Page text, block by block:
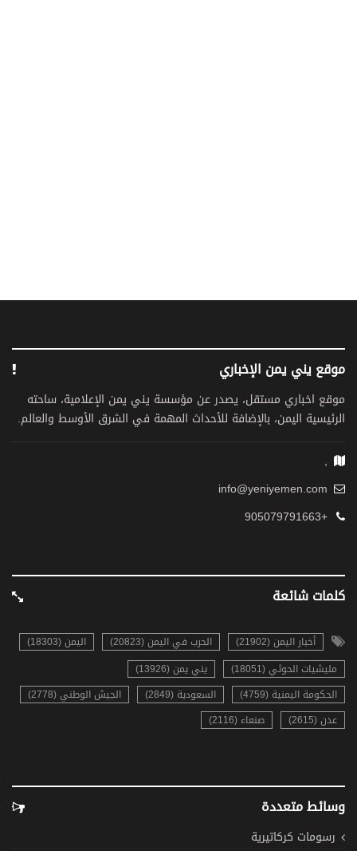
موقع يني يمن الإخباري
موقع اخباري مستقل، يصدر عن مؤسسة يني يمن الإعلامية، ساحته
الرئيسية اليمن، بالإضافة للأحداث المهمة في الشرق الأوسط والعالم.
,
info@yeniyemen.com
+905079791663
كلمات شائعة
أخبار اليمن (21902) الحرب في اليمن (20823)
اليمن (18303)
مليشيات الحوثي (18051)
يني يمن (13926)
الحكومة اليمنية (4759)
السعودية (2849)
الجيش الوطني (2778)
عدن (2615)
صنعاء (2116)
وسائط متعددة
رسومات كركاتيرية